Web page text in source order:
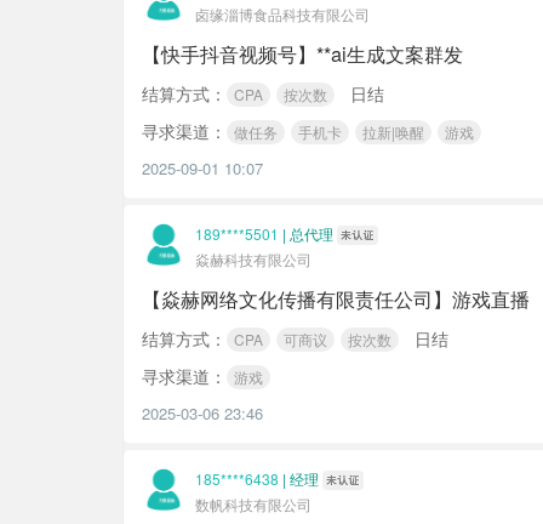
卤缘淄博食品科技有限公司
【快手抖音视频号】**ai生成文案群发
结算方式： CPA 按次数
日结
寻求渠道：
做任务 手机卡 拉新|唤醒 游戏
2025-09-01 10:07
189****5501 | 总代理
焱赫科技有限公司
【焱赫网络文化传播有限责任公司】游戏直播
结算方式： CPA 可商议 按次数
日结
寻求渠道：
游戏
2025-03-06 23:46
185****6438 | 经理
数帆科技有限公司